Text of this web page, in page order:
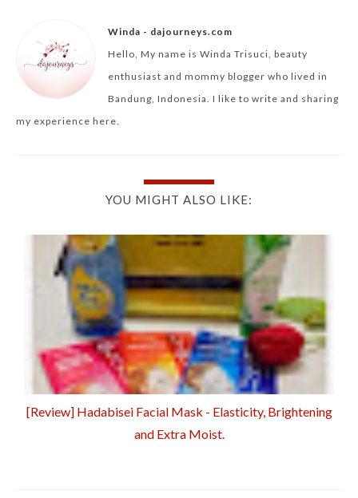
Winda - dajourneys.com
Hello, My name is Winda Trisuci, beauty
enthusiast and mommy blogger who lived in
Bandung, Indonesia. I like to write and sharing
my experience here.
YOU MIGHT ALSO LIKE:
[Review] Hadabisei Facial Mask - Elasticity, Brightening
and Extra Moist.